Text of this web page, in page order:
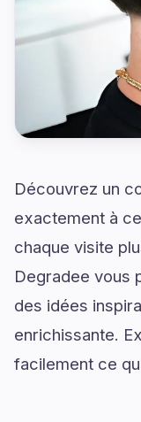
Découvrez un
exactement à
chaque visite
Degradee vous
des idées
enrichissante.
facilement ce